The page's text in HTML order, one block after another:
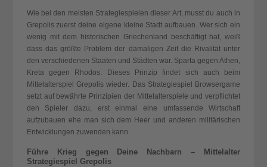
Wie bei den meisten Strategiespielen dieser Art, musst du auch in
Grepolis zuerst deine eigene kleine Stadt aufbauen. Wer sich ein
wenig mit dem historischen Griechenland beschäftigt hat, weiß
dass das größte Problem der damaligen Zeit die Rivalität unter
den verschiedenen Staaten und Städten war. Sparta gegen Athen,
Kreta gegen Rhodos. Dieses Prinzip findet sich auch beim
Mittelalterspiel
Grepolis wieder. Das Strategiespiel Browsergame
setzt auf bewährte Prinzipien der Mittelalterspiele und verpflichtet
den Spieler dazu, erst einmal eine umfassende Wirtschaft
aufzubauen ehe man sich dem Heer und anderen militärischen
Entwicklungen zuwenden kann.
Führe Krieg gegen Deine Nachbarn – Mittelalter
Strategiespiel Grepolis